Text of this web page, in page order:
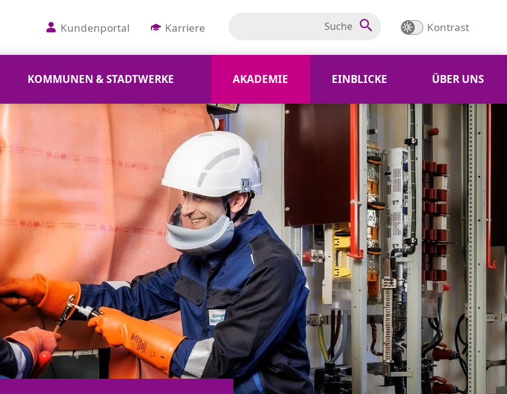
Kundenportal Karriere Kontrast
KOMMUNEN & STADTWERKE AKADEMIE EINBLICKE ÜBER UNS